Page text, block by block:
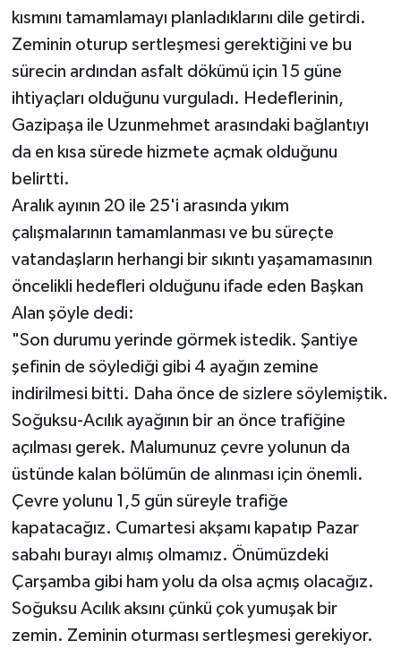
kısmını tamamlamayı planladıklarını dile getirdi.
Zeminin oturup sertleşmesi gerektiğini ve bu
sürecin ardından asfalt dökümü için 15 güne
ihtiyaçları olduğunu vurguladı. Hedeflerinin,
Gazipaşa ile Uzunmehmet arasındaki bağlantıyı
da en kısa sürede hizmete açmak olduğunu
belirtti.
Aralık ayının 20 ile 25'i arasında yıkım
çalışmalarının tamamlanması ve bu süreçte
vatandaşların herhangi bir sıkıntı yaşamamasının
öncelikli hedefleri olduğunu ifade eden Başkan
Alan şöyle dedi:
"Son durumu yerinde görmek istedik. Şantiye
şefinin de söylediği gibi 4 ayağın zemine
indirilmesi bitti. Daha önce de sizlere söylemiştik.
Soğuksu-Acılık ayağının bir an önce trafiğine
açılması gerek. Malumunuz çevre yolunun da
üstünde kalan bölümün de alınması için önemli.
Çevre yolunu 1,5 gün süreyle trafiğe
kapatacağız. Cumartesi akşamı kapatıp Pazar
sabahı burayı almış olmamız. Önümüzdeki
Çarşamba gibi ham yolu da olsa açmış olacağız.
Soğuksu Acılık aksını çünkü çok yumuşak bir
zemin. Zeminin oturması sertleşmesi gerekiyor.
Ulusal
Yaşam